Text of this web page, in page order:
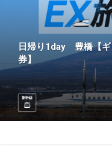
日帰り1day 豊橋【
券】
新幹線